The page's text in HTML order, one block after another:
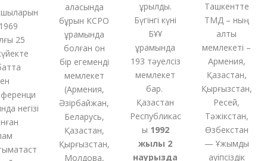
25
негізі
қаласында
бұрын КСРО
құрамында
болғанон
бір егеменді
мемлекет
Армения,
Әзірбайжан,
Беларусь,
Қазақстан,
Қырғызстан,
Молдова,
құрылды.
Бүгінгі күні
БҰҰ
құрамында
193 тәуелсіз
мемлекет
бар.
Қазақстан
Республикас
1992
жылы 2
наурызда
Ташкентте
ТМД – ның
алты
мемлекеті –
Армения,
Қазақстан,
Қырғызстан,
Ресей,
Тәжікстан,
Өзбекстан
— Ұжымдық
қауіпсіздік